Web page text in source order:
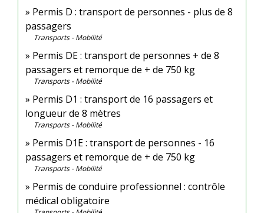
Permis D : transport de personnes - plus de 8
passagers
Transports - Mobilité
Permis DE : transport de personnes + de 8
passagers et remorque de + de 750 kg
Transports - Mobilité
Permis D1 : transport de 16 passagers et
longueur de 8 mètres
Transports - Mobilité
Permis D1E : transport de personnes - 16
passagers et remorque de + de 750 kg
Transports - Mobilité
Permis de conduire professionnel : contrôle
médical obligatoire